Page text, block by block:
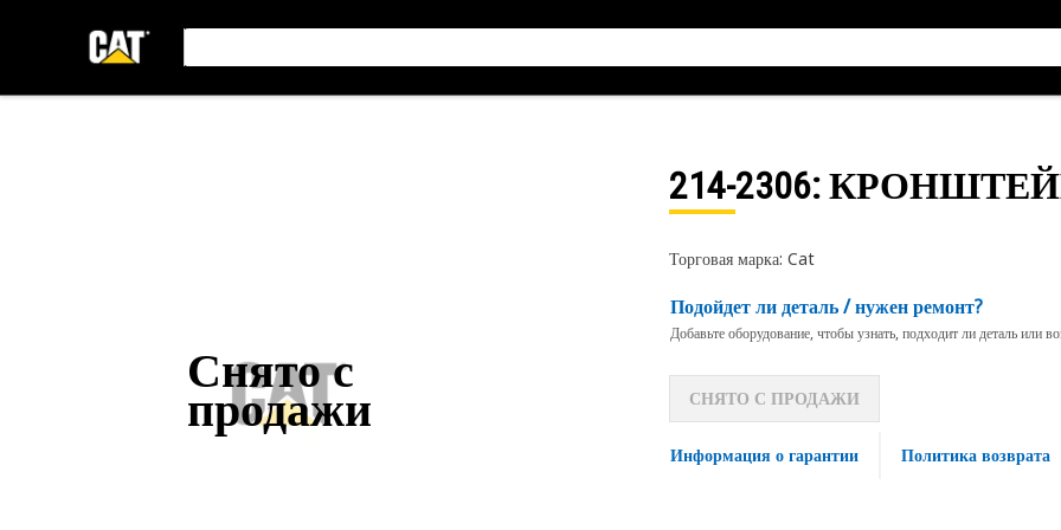
Снято с
продажи
214-2306:
Торговая марка: Cat
Подойдет ли деталь / нужен ремонт?
Добавьте оборудование, чтобы узнать, подходит ли деталь или
СНЯТО С ПРОДАЖИ
Информация о гарантии Политика возврата